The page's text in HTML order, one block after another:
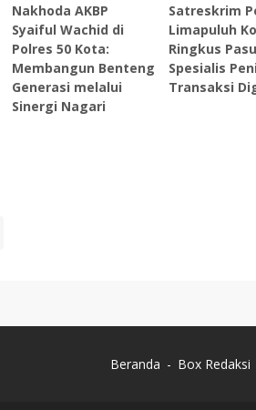
Nakhoda AKBP
Syaiful Wachid di
Polres 50 Kota:
Membangun Benteng
Generasi melalui
Sinergi Nagari
Satreskrim
Limapuluh
Ringkus
Spesialis
Transaksi
Beranda Box Redaksi